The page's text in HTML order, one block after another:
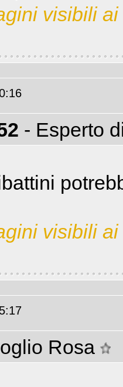
visibili
- Esperto
visibili
Rosa